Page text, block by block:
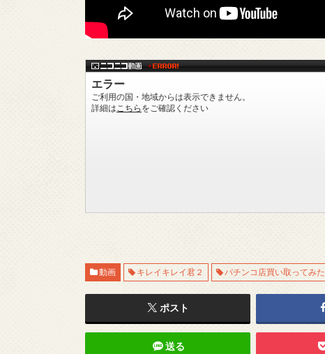
動画 キレイキレイ君２ パチンコ店買い取ってみた
ポスト
送る